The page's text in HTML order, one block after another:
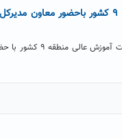
انتخابات دبیرخانه عمرانی دانشگاه های منطقه
جلسه انتخابات دبیرخانه